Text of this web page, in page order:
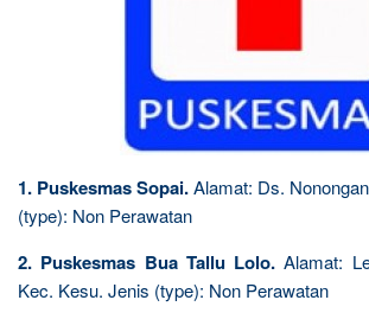
1. Puskesmas Sopai.Alamat: Ds.
(type): Non Perawatan
2. Puskesmas Bua Tallu Lolo. Alamat:
Kec. Kesu. Jenis (type): Non Perawatan